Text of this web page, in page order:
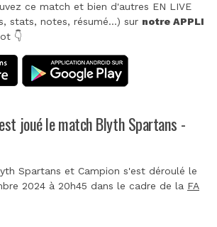
ce match et bien d'autres EN LIVE
stats, notes, résumé...) sur notre APPLI
👇
joué le match Blyth Spartans -
Spartans et Campion s'est déroulé le
2024 à 20h45 dans le cadre de la FA